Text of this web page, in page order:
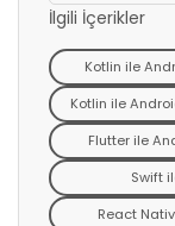
İlgili İçerikler
Kotlin ile
Kotlin ile
Flutter ile
Swift
React